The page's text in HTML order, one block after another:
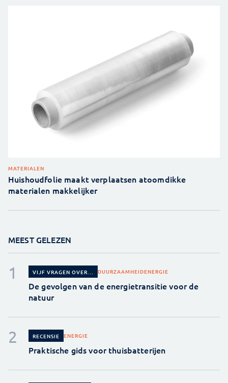
MATERIALEN
Huishoudfolie maakt verplaatsen atoomdikke
materialen makkelijker
MEEST GELEZEN
VIJF VRAGEN OVER... DUURZAAMHEIDENERGIE
De gevolgen van de energietransitie voor de
natuur
RECENSIE ENERGIE
Praktische gids voor thuisbatterijen